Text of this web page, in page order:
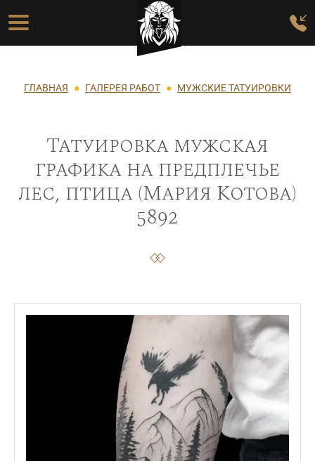
Перейти к основному содержанию
Основная навигация
Строка навигации
ГЛАВНАЯ ГАЛЕРЕЯ РАБОТ МУЖСКИЕ ТАТУИРОВКИ
Татуировка мужская
графика на предплечье
лес, птица (Мария Котова)
5892